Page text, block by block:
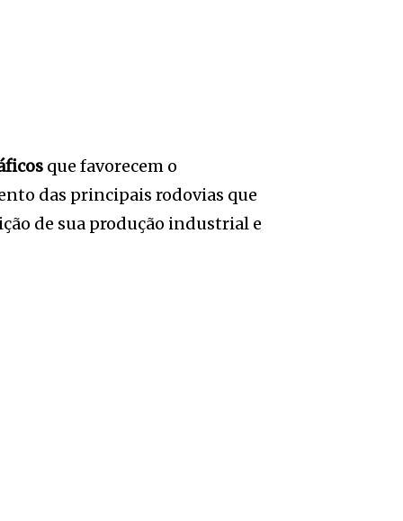
que favorecem o
das principais rodovias que
de sua produção industrial e